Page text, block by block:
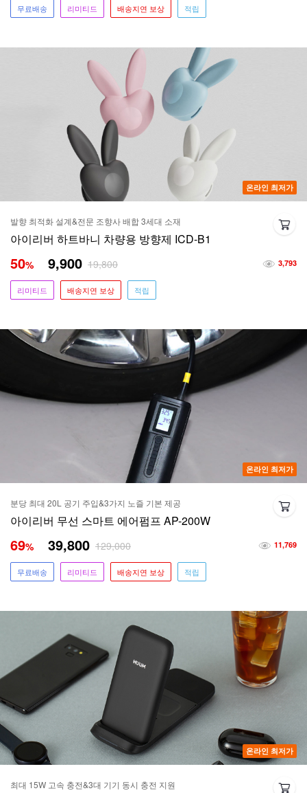
무료배송 리미티드 배송지연 보상 적립
온라인 최저가
발향 최적화 설계&전문 조향사 배합 3세대 소재
아이리버 하트바니 차량용 방향제 ICD-B1
3,793
50% 9,900 19,800
리미티드 배송지연 보상 적립
온라인 최저가
분당 최대 20L 공기 주입&3가지 노즐 기본 제공
아이리버 무선 스마트 에어펌프 AP-200W
11,769
69% 39,800 129,000
무료배송 리미티드 배송지연 보상 적립
온라인 최저가
최대 15W 고속 충전&3대 기기 동시 충전 지원